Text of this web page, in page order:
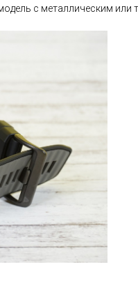
с металлическим или